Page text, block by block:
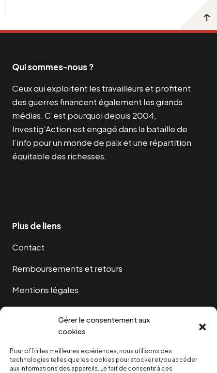
Gérer le consentement aux
cookies
Pour offrir les meilleures expériences, nous utilisons des
technologies telles que les cookies pour stocker et/ou accéder
aux informations des appareils. Le fait de consentir à ces
Qui sommes-nous ?
Ceux qui exploitent les travailleurs et profitent
des guerres financent également les grands
médias. C’est pourquoi depuis 2004,
Investig’Action est engagé dans la bataille de
l’info pour un monde de paix et une répartition
équitable des richesses.
Plus de liens
Contact
Remboursements et retours
Mentions légales
NOUS SOUTENIR